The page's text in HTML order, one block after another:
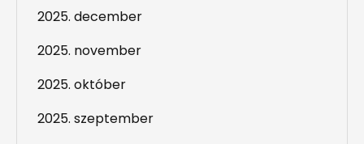
2025. december
2025. november
2025. október
2025. szeptember